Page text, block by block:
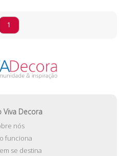
1
Viva Decora
nós
funciona
se destina